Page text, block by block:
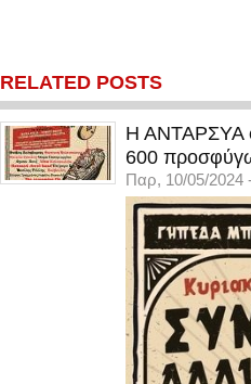
RELATED POSTS
Η ΑΝΤΑΡΣΥΑ
600
Παρ, 10/05/2024